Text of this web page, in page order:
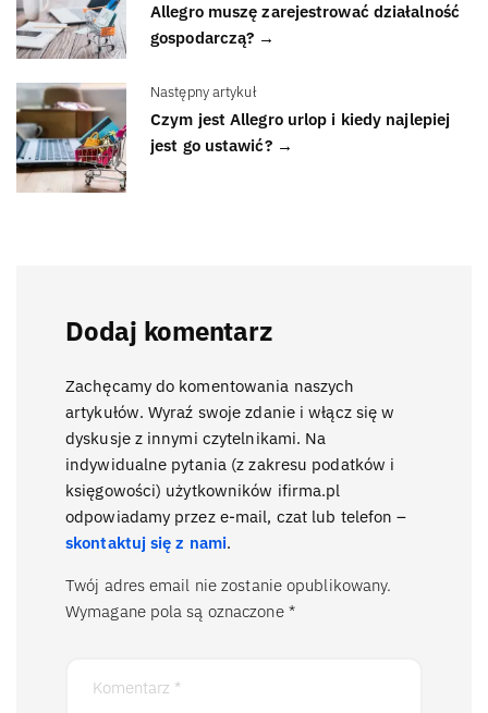
Allegro muszę zarejestrować działalność
gospodarczą? →
Następny artykuł
Czym jest Allegro urlop i kiedy najlepiej
jest go ustawić? →
Dodaj komentarz
Zachęcamy do komentowania naszych
artykułów. Wyraź swoje zdanie i włącz się w
dyskusje z innymi czytelnikami. Na
indywidualne pytania (z zakresu podatków i
księgowości) użytkowników ifirma.pl
odpowiadamy przez e-mail, czat lub telefon –
skontaktuj się z nami.
Twój adres email nie zostanie opublikowany.
Wymagane pola są oznaczone *